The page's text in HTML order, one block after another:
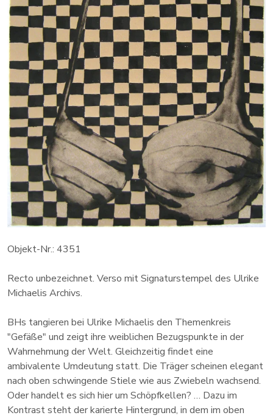
Objekt-Nr.: 4351
Recto unbezeichnet. Verso mit Signaturstempel des Ulrike
Michaelis Archivs.
BHs tangieren bei Ulrike Michaelis den Themenkreis
"Gefäße" und zeigt ihre weiblichen Bezugspunkte in der
Wahrnehmung der Welt. Gleichzeitig findet eine
ambivalente Umdeutung statt. Die Träger scheinen elegant
nach oben schwingende Stiele wie aus Zwiebeln wachsend.
Oder handelt es sich hier um Schöpfkellen? … Dazu im
Kontrast steht der karierte Hintergrund, in dem im oben